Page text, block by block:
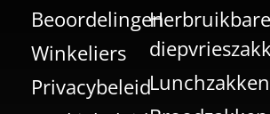
Beoordelingen
Winkeliers
Privacybeleid
Herbruikbare
Lunchzakken